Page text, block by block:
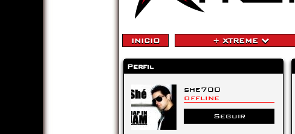
INICIO + XTREME
Perfil
she700
OFFLINE
Seguir